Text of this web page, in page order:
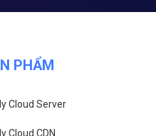
PHẨM
Cloud Server
Cloud CDN